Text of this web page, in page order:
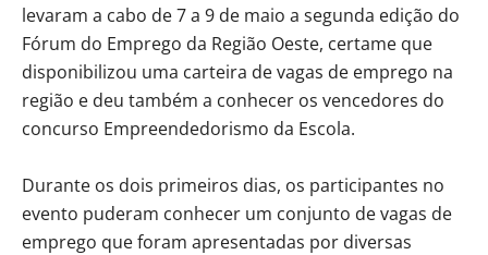
levaram a cabo de 7 a 9 de maio a segunda edição do
Fórum do Emprego da Região Oeste, certame que
disponibilizou uma carteira de vagas de emprego na
região e deu também a conhecer os vencedores do
concurso Empreendedorismo da Escola.
Durante os dois primeiros dias, os participantes no
evento puderam conhecer um conjunto de vagas de
emprego que foram apresentadas por diversas